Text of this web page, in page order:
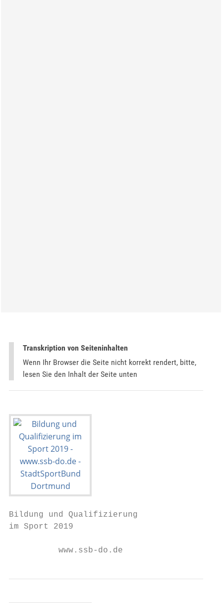
Transkription von Seiteninhalten
Wenn Ihr Browser die Seite nicht korrekt rendert, bitte,
lesen Sie den Inhalt der Seite unten
Bildung und Qualifizierung
im Sport 2019
          www.ssb-do.de